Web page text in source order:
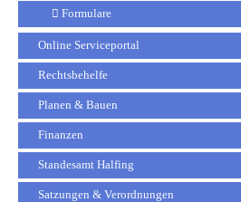
Formulare
Online Serviceportal
Rechtsbehelfe
Planen & Bauen
Finanzen
Standesamt Halfing
Satzungen & Verordnungen